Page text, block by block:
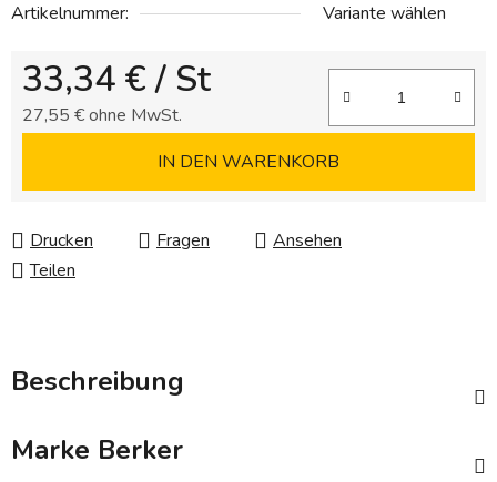
Artikelnummer:
Variante wählen
33,34 €/ St
27,55 € ohne MwSt.
IN DEN WARENKORB
Drucken Fragen
Ansehen
Teilen
Beschreibung
Marke Berker